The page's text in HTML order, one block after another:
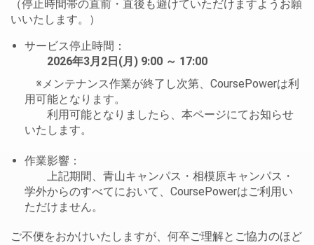
（停止時間帯の直前・直後も避けていただけますようお願
いいたします。）
サービス停止時間：
2026年3月2日(月) 9:00 ～ 17:00
※メンテナンス作業が終了し次第、CoursePowerは利
用可能となります。
利用可能となりましたら、本ページにてお知らせ
いたします。
作業影響：
上記期間、青山キャンパス・相模原キャンパス・
学外からのすべてにおいて、CoursePowerはご利用い
ただけません。
ご不便をおかけいたしますが、何卒ご理解とご協力のほど